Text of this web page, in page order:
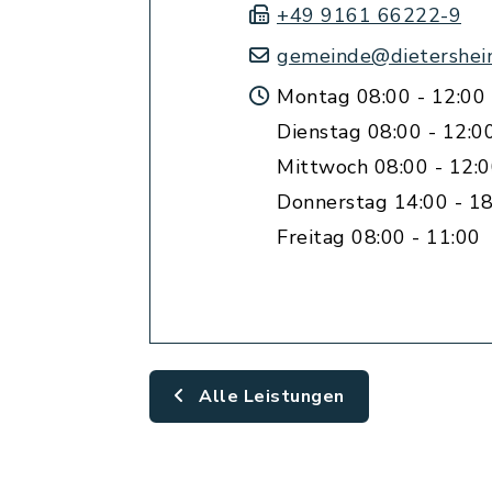
+49 9161 66222-9
Montag 08:00 - 12:00
Dienstag 08:00 -
Mittwoch 08:00 -
Donnerstag 14:00 -
Freitag 08:00 - 11:00
Alle Leistungen